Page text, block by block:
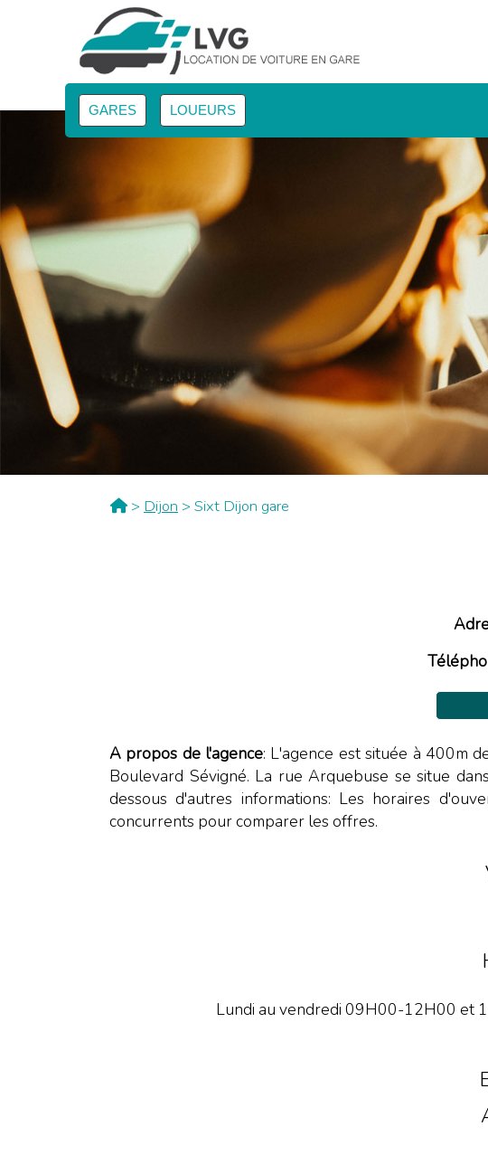
GARES LOUEURS
> Dijon > Sixt Dijon gare
A propos de l'agence: L'agence est située à 400m
Boulevard Sévigné. La rue Arquebuse se situe
dessous d'autres informations: Les horaires
concurrents pour comparer les offres.
Lundi au vendredi 09H00-12H00 et